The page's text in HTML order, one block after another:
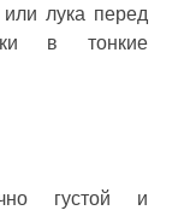
или лука перед
в тонкие
густой и